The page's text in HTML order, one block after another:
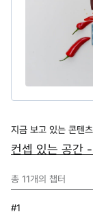
지금 보고 있는 콘텐츠
컨셉 있는 공간
총 11개의 챕터
#1